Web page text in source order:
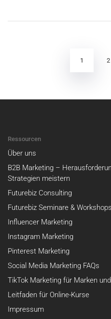
1 2
Ressourcen
Über uns
B2B Marketing –
Strategien meistern
Futurebiz Consulting
Futurebiz Seminare & Workshops
Influencer Marketing
Instagram Marketing
Pinterest Marketing
Social Media Marketing FAQs
TikTok Marketing für Marken
Leitfaden für Online-Kurse
Impressum